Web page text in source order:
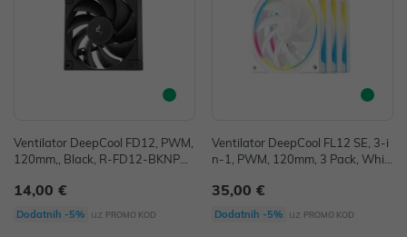
Ventilator DeepCool FD12, PWM,
120mm,, Black, R-FD12-BKNPN
14,00 €
Dodatnih -5% uz PROMO KOD
Ventilator DeepCool FL12 SE, 3-i
n-1, PWM, 120mm, 3 Pack, Whit
35,00 €
Dodatnih -5% uz PROMO KOD